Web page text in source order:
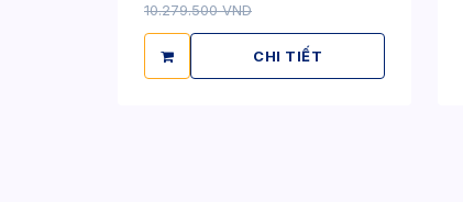
10.279.500 VND
CHI TIẾT